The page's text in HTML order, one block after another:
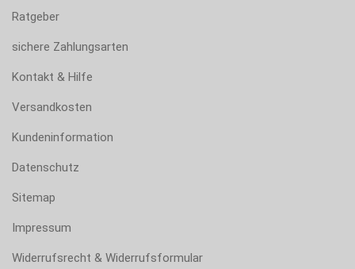
Ratgeber
sichere Zahlungsarten
Kontakt & Hilfe
Versandkosten
Kundeninformation
Datenschutz
Sitemap
Impressum
Widerrufsrecht & Widerrufsformular